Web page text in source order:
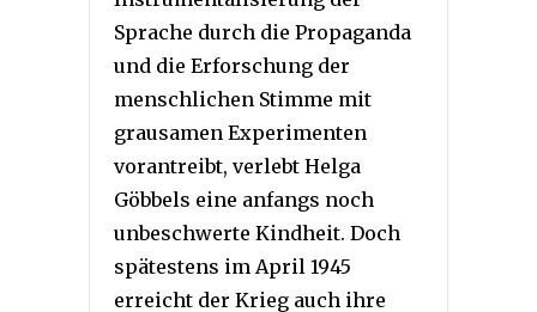
Sprache durch die Propaganda
und die Erforschung der
menschlichen Stimme mit
grausamen Experimenten
vorantreibt, verlebt Helga
Göbbels eine anfangs noch
unbeschwerte Kindheit. Doch
spätestens im April 1945
erreicht der Krieg auch ihre